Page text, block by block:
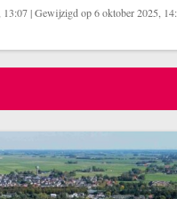
13:07|Gewijzigd op 6 oktober 2025,